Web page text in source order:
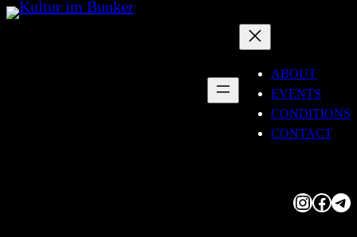
Skip
ABOUT
EVENTS
CONDITIONS
CONTACT
InstagramFacebook Telegram